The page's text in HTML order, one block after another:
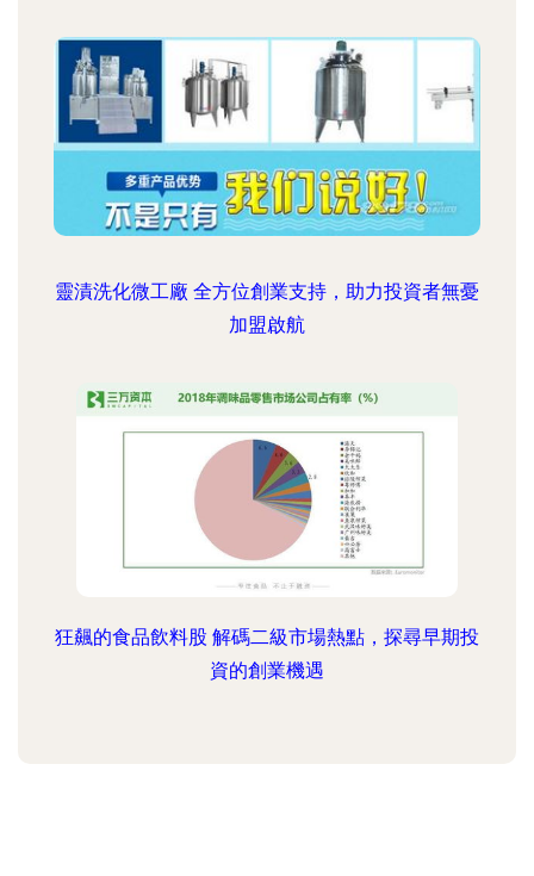
靈漬洗化微工廠 全方位創業支持，助力投資者無憂
加盟啟航
狂飆的食品飲料股 解碼二級市場熱點，探尋早期投
資的創業機遇